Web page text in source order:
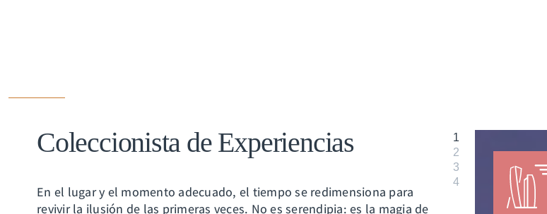
Coleccionista de Experiencias
En el lugar y el momento adecuado, el tiempo se redimensiona para
revivir la ilusión de las primeras veces. No es serendipia: es la magia de
1
2
3
4